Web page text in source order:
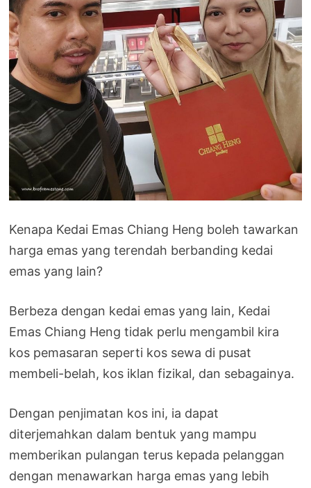
Kenapa Kedai Emas Chiang Heng boleh tawarkan
harga emas yang terendah berbanding kedai
emas yang lain?
Berbeza dengan kedai emas yang lain, Kedai
Emas Chiang Heng tidak perlu mengambil kira
kos pemasaran seperti kos sewa di pusat
membeli-belah, kos iklan fizikal, dan sebagainya.
Dengan penjimatan kos ini, ia dapat
diterjemahkan dalam bentuk yang mampu
memberikan pulangan terus kepada pelanggan
dengan menawarkan harga emas yang lebih